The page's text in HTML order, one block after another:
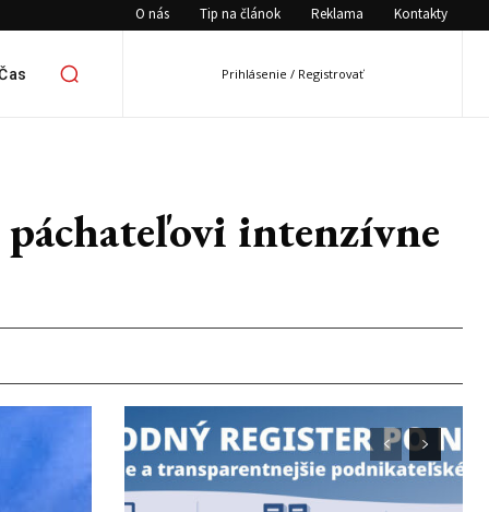
O nás Tip na článok Reklama Kontakty
Prihlásenie / Registrovať
intenzívne